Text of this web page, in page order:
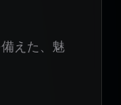
えた、魅